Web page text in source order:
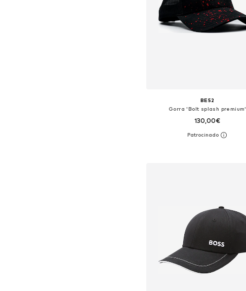
BE52
Gorra 'Bolt splash premium'
130,00€
Tallas disponibles: 54-64